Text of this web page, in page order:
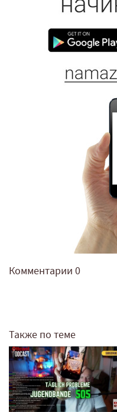
Комментарии 0
Также по теме